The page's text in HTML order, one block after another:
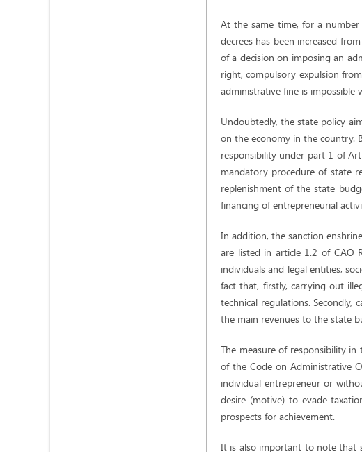
At the same time, for a
decrees has been increased
of a decision on imposing an
right, compulsory expulsion
administrative fine is impossible
Undoubtedly, the state policy
on the economy in the country.
responsibility under part 1 of
mandatory procedure of state
replenishment of the state
financing of entrepreneurial
In addition, the sanction
are listed in article 1.2 of CAO
individuals and legal entities,
fact that, firstly, carrying out
technical regulations. Secondly,
the main revenues to the state
The measure of responsibility
of the Code on Administrative
individual entrepreneur or
desire (motive) to evade
prospects for achievement.
It is also important to note that